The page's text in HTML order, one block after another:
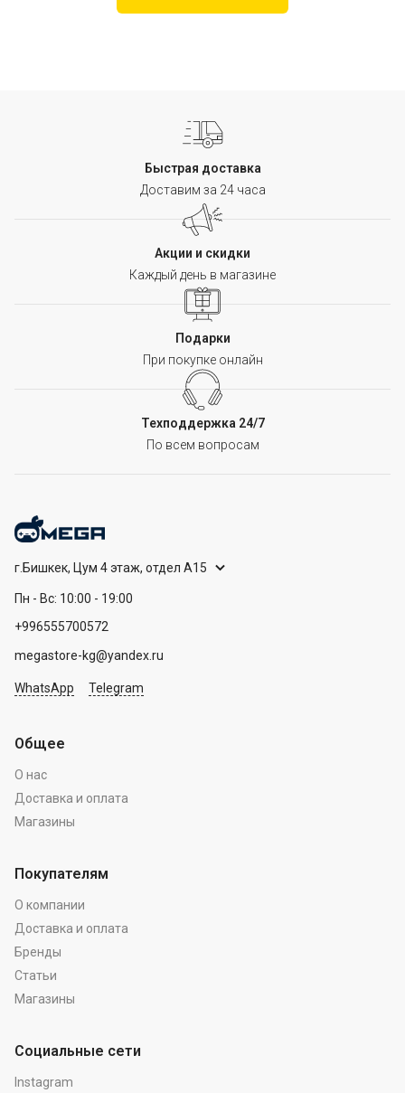
Быстрая доставка
Доставим за 24 часа
Акции и скидки
Каждый день в магазине
Подарки
При покупке онлайн
Техподдержка 24/7
По всем вопросам
г.Бишкек, Цум 4 этаж, отдел А15
Пн - Вс: 10:00 - 19:00
+996555700572
megastore-kg@yandex.ru
WhatsApp Telegram
Общее
О нас
Доставка и оплата
Магазины
Покупателям
О компании
Доставка и оплата
Бренды
Статьи
Магазины
Социальные сети
Instagram